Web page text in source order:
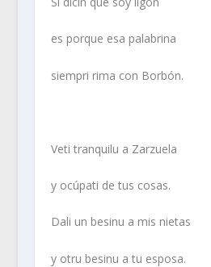
es porque esa palabrina
siempri rima con Borbón.
Veti tranquilu a Zarzuela
y ocúpati de tus cosas.
Dali un besinu a mis nietas
y otru besinu a tu esposa.